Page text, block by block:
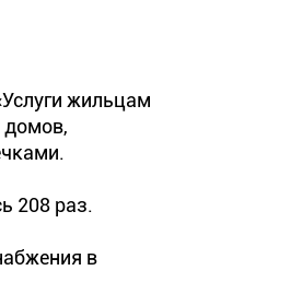
жильцам
домов,
208 раз.
в